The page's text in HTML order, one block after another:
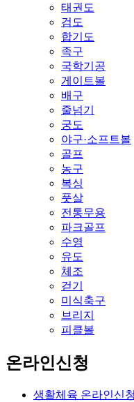
태권도
검도
합기도
족구
국학기공
게이트볼
배구
줄넘기
궁도
야구·소프트볼
골프
농구
복싱
풋살
전통무용
파크골프
수영
유도
체조
걷기
미식축구
브리지
피클볼
온라인신청
생활체육 온라인신청